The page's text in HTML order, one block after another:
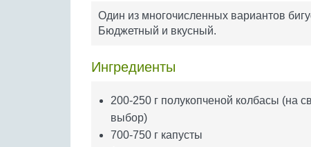
Один из многочисленных вариантов
Бюджетный и вкусный.
Ингредиенты
200-250 г полукопченой колбасы (на
выбор)
700-750 г капусты